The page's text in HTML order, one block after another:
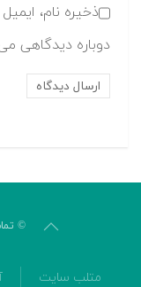
ذخیره نام،
دوباره دیدگاهی
©
متلب سایت